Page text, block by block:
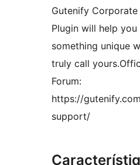
Gutenify
Plugin will help you
something unique
truly call
Forum:
https://
support/